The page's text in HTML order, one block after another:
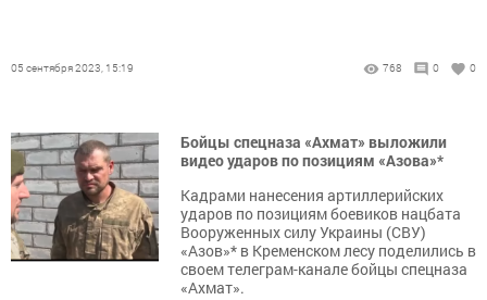
05 сентября 2023, 15:19 768 0 0
Бойцы спецназа «Ахмат» выложили
видео ударов по позициям «Азова»*
Кадрами нанесения артиллерийских
ударов по позициям боевиков нацбата
Вооруженных силу Украины (СВУ)
«Азов»* в Кременском лесу поделились в
своем телеграм-канале бойцы спецназа
«Ахмат».